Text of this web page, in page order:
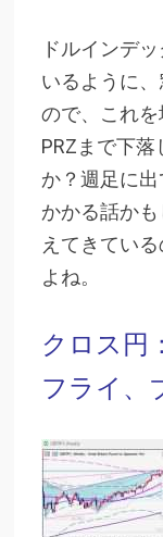
ドルインデ
いるように
ので、これを
PRZまで下
か？週足に
かかる話か
えてきてい
よね。
クロス円
フライ、